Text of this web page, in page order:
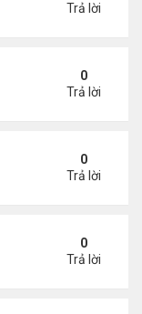
Trả lời
kích Iran
0
Trả lời
quyết định can
0
Trả lời
quyết định can
0
Trả lời